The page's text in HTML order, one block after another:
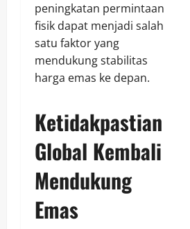
peningkatan permintaan
fisik dapat menjadi salah
satu faktor yang
mendukung stabilitas
harga emas ke depan.
Ketidakpastian
Global Kembali
Mendukung
Emas